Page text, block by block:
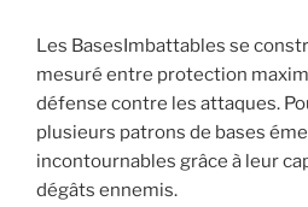
Les BasesImbattables se
mesuré entre protection
défense contre les attaques.
plusieurs patrons de bases
incontournables grâce à leur
dégâts ennemis.